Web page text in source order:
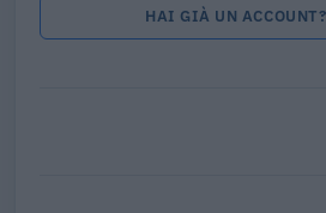
HAI GIÀ UN